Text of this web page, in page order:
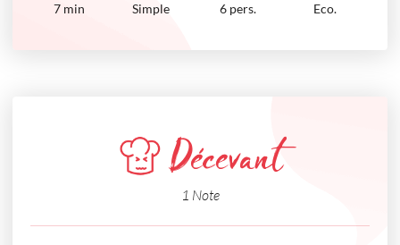
7 min Simple 6 pers. Eco.
Décevant
1 Note